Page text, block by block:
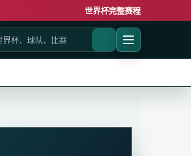
世界杯完整赛程